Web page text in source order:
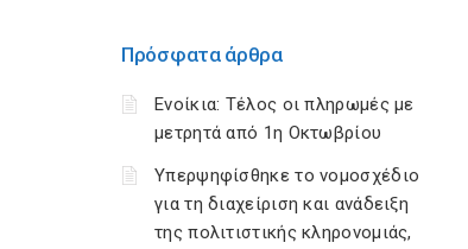
Πρόσφατα άρθρα
Ενοίκια: Τέλος οι πληρωμές με
μετρητά από 1η Οκτωβρίου
Υπερψηφίσθηκε το νομοσχέδιο
για τη διαχείριση και ανάδειξη
της πολιτιστικής κληρονομιάς,